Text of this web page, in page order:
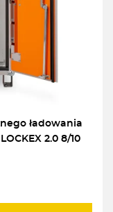
ładowania
2.0 8/10